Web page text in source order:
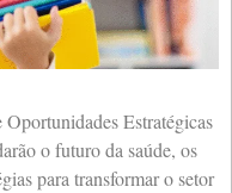
Estratégicas
o futuro da saúde, os
para transformar o setor